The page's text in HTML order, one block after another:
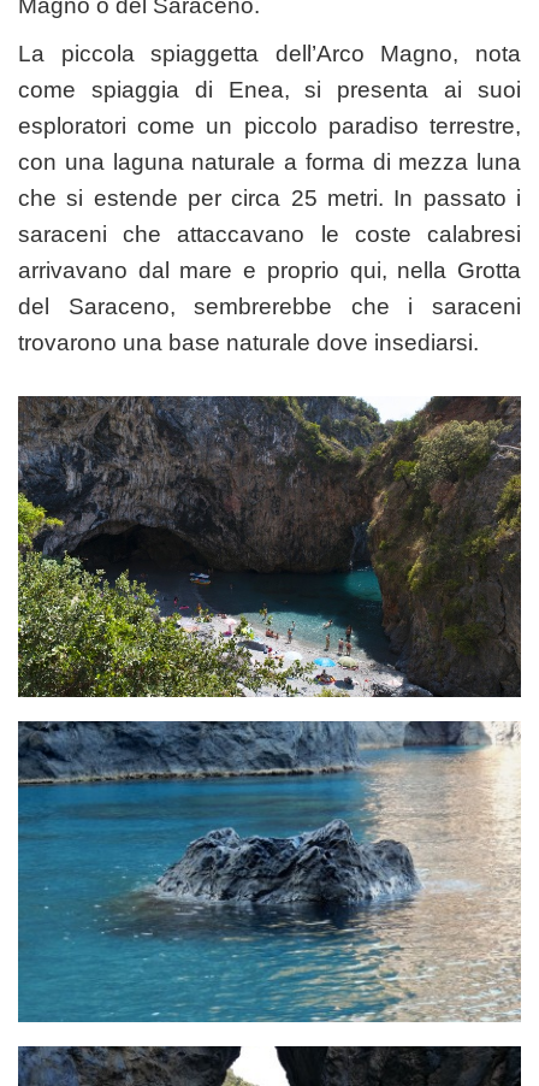
La piccola spiaggetta dell’Arco Magno, nota
come spiaggia di Enea, si presenta ai suoi
esploratori come un piccolo paradiso terrestre,
con una laguna naturale a forma di mezza luna
che si estende per circa 25 metri. In passato i
saraceni che attaccavano le coste calabresi
arrivavano dal mare e proprio qui, nella Grotta
del Saraceno, sembrerebbe che i saraceni
trovarono una base naturale dove insediarsi.